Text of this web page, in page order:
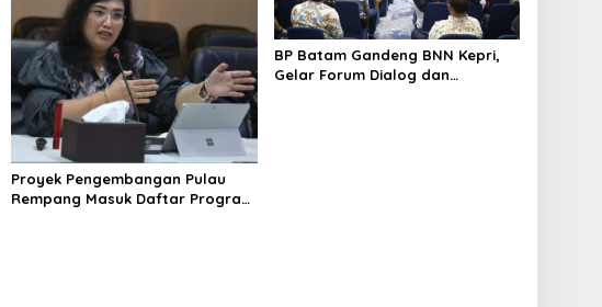
Proyek Pengembangan Pulau
Rempang Masuk Daftar Program
BP Batam Gandeng BNN Kepri,
Gelar Forum Dialog dan